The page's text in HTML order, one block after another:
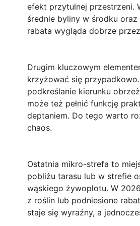
efekt przytulnej przestrzeni.
średnie byliny w środku
rabata wygląda dobrze
Drugim kluczowym
krzyżować się
podkreślanie kierunku
może też pełnić funkcję
deptaniem. Do tego warto
chaos.
Ostatnia mikro-strefa to
pobliżu tarasu lub w strefie
wąskiego żywopłotu. W
z roślin lub podniesione
staje się wyraźny, a